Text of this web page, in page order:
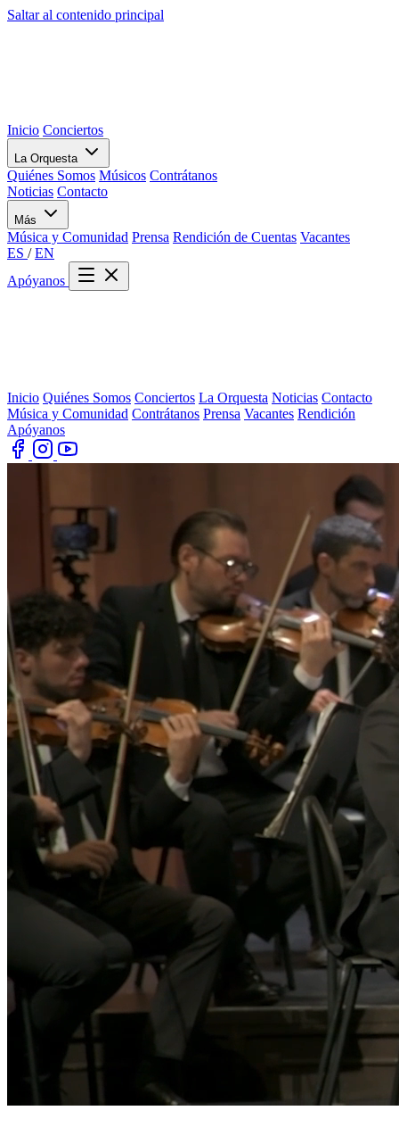
Saltar al contenido principal
Inicio Conciertos
La Orquesta
Quiénes Somos Músicos Contrátanos
Noticias Contacto
Más
Música y Comunidad Prensa Rendición de Cuentas Vacantes
ES / EN
Apóyanos
Inicio Quiénes Somos Conciertos La Orquesta Noticias Contacto
Música y Comunidad Contrátanos Prensa Vacantes Rendición
Apóyanos